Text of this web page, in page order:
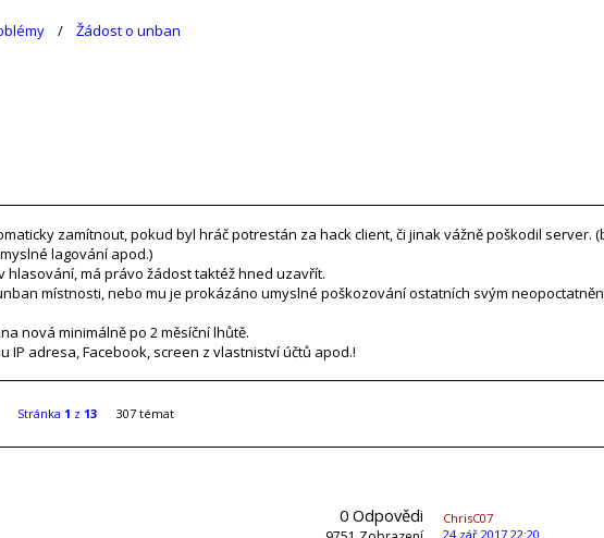
Žádost o unban
zamítnout, pokud byl hráč potrestán za hack client, či jinak vážně poškodil server.
lagování apod.)
má právo žádost taktéž hned uzavřít.
místnosti, nebo mu je prokázáno umyslné poškozování ostatních svým
nová minimálně po 2 měsíční lhůtě.
adresa, Facebook, screen z vlastniství účtů apod.!
Stránka 1 z 13 307 témat
0 Odpovědi
ChrisC07
24 zář 2017 22:20